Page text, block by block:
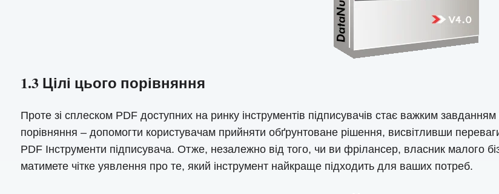
1.3 Цілі цього порівняння
Проте зі сплеском PDF доступних на ринку інструментів підписувачів стає важким
порівняння – допомогти користувачам прийняти обґрунтоване рішення, висвітливши
PDF Інструменти підписувача. Отже, незалежно від того, чи ви фрілансер, власник малого
матимете чітке уявлення про те, який інструмент найкраще підходить для ваших потреб.